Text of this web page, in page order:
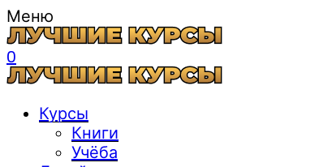
Меню
0
Курсы
Книги
Учёба